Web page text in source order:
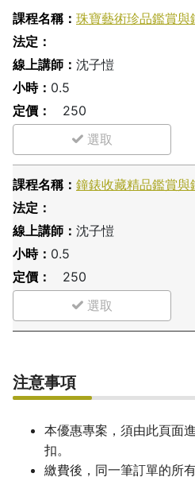
珠寶藝術珍品鑑賞與
沈子愷
0.5
250
鐘錶收藏精品鑑賞與
沈子愷
0.5
250
注意事項
本優惠專案，須由此頁面
扣。
繳費後，同一筆訂單的所